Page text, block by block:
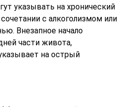
указывать на хронический
с алкоголизмом или
Внезапное начало
части живота,
на острый